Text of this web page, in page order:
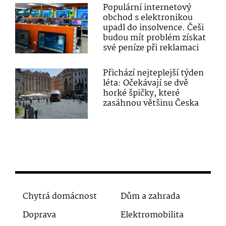
Populární internetový
obchod s elektronikou
upadl do insolvence. Češi
budou mít problém získat
své peníze při reklamaci
Přichází nejteplejší týden
léta: Očekávají se dvě
horké špičky, které
zasáhnou většinu Česka
Chytrá domácnost
Dům a zahrada
Doprava
Elektromobilita